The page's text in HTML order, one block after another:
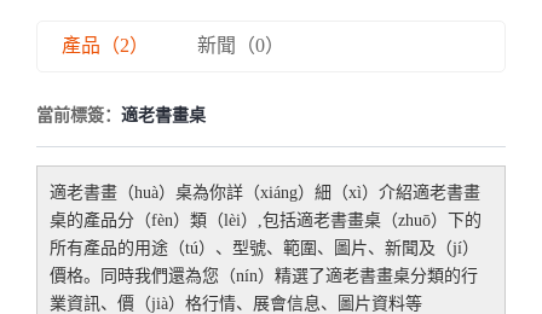
產品（2） 新聞（0）
當前標簽： 適老書畫桌
適老書畫（huà）桌為你詳（xiáng）細（xì）介紹適老書畫
桌的產品分（fèn）類（lèi）,包括適老書畫桌（zhuō）
下的
所有產品的用途（tú）、型號、範圍、圖片、新聞及（jí）
價格。同時我們還為您（nín）精選了適老書畫桌分類的行
業資訊、價（jià）格行情、展會信息、圖片資料等